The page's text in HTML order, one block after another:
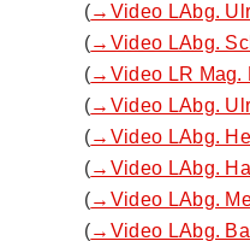
(→Video LAbg.
(→Video LAbg.
(→Video LR Mag.
(→Video LAbg.
(→Video LAbg.
(→Video LAbg.
(→Video LAbg.
(→Video LAbg.